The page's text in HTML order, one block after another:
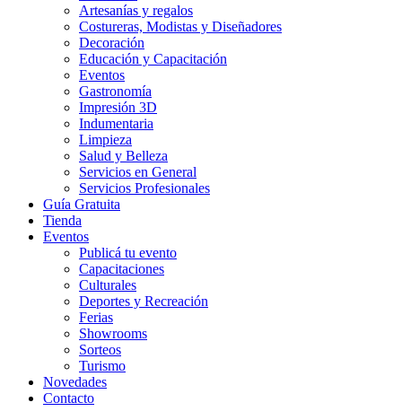
Artesanías y regalos
Costureras, Modistas y Diseñadores
Decoración
Educación y Capacitación
Eventos
Gastronomía
Impresión 3D
Indumentaria
Limpieza
Salud y Belleza
Servicios en General
Servicios Profesionales
Guía Gratuita
Tienda
Eventos
Publicá tu evento
Capacitaciones
Culturales
Deportes y Recreación
Ferias
Showrooms
Sorteos
Turismo
Novedades
Contacto